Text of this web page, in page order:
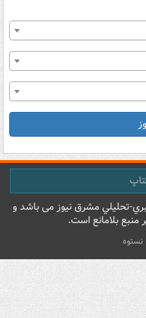
تحليلي مشرق نيوز می باشد و
منبع بلامانع است.
نستوه